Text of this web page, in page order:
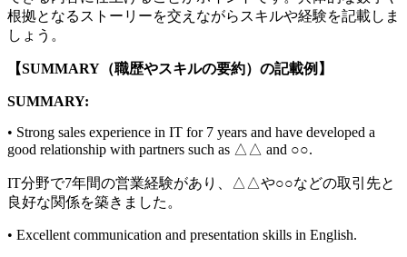
根拠となるストーリーを交えながらスキルや経験を記載しま
しょう。
【SUMMARY（職歴やスキルの要約）の記載例】
SUMMARY:
• Strong sales experience in IT for 7 years and have developed a
good relationship with partners such as △△ and ○○.
IT分野で7年間の営業経験があり、△△や○○などの取引先と
良好な関係を築きました。
• Excellent communication and presentation skills in English.